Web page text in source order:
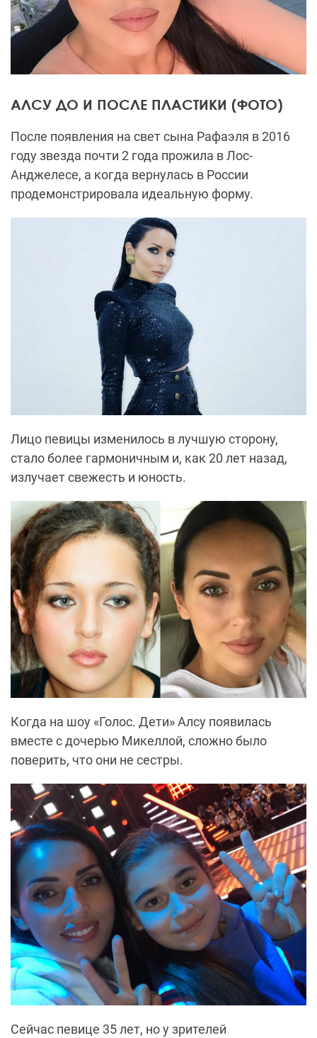
АЛСУ ДО И ПОСЛЕ ПЛАСТИКИ (ФОТО)
После появления на свет сына Рафаэля в 2016
году звезда почти 2 года прожила в Лос-
Анджелесе, а когда вернулась в России
продемонстрировала идеальную форму.
Лицо певицы изменилось в лучшую сторону,
стало более гармоничным и, как 20 лет назад,
излучает свежесть и юность.
Когда на шоу «Голос. Дети» Алсу появилась
вместе с дочерью Микеллой, сложно было
поверить, что они не сестры.
Сейчас певице 35 лет, но у зрителей